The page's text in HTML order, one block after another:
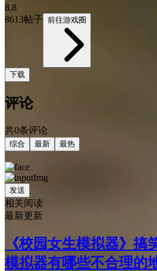
8.8
8613帖子 前往游戏圈
下载
评论
共0条评论
综合 最新 最热
发送
相关阅读
最新更新
《校园女生模拟器》搞
模拟器有哪些不合理的